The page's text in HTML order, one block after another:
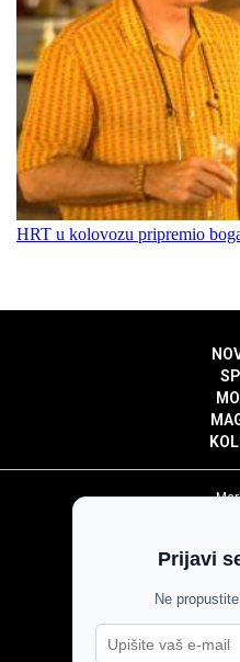
HRT u kolovozu pripremio
Pravila
Prijavi
Ne